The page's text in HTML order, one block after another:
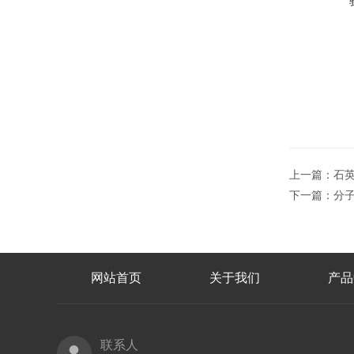
上一篇： 石
下一篇： 分
网站首页 关于我们 产
联系人